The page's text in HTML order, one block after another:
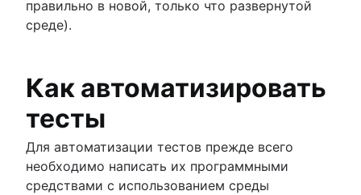
правильно в новой, только что развернутой
среде).
Как автоматизировать
тесты
Для автоматизации тестов прежде всего
необходимо написать их программными
средствами с использованием среды